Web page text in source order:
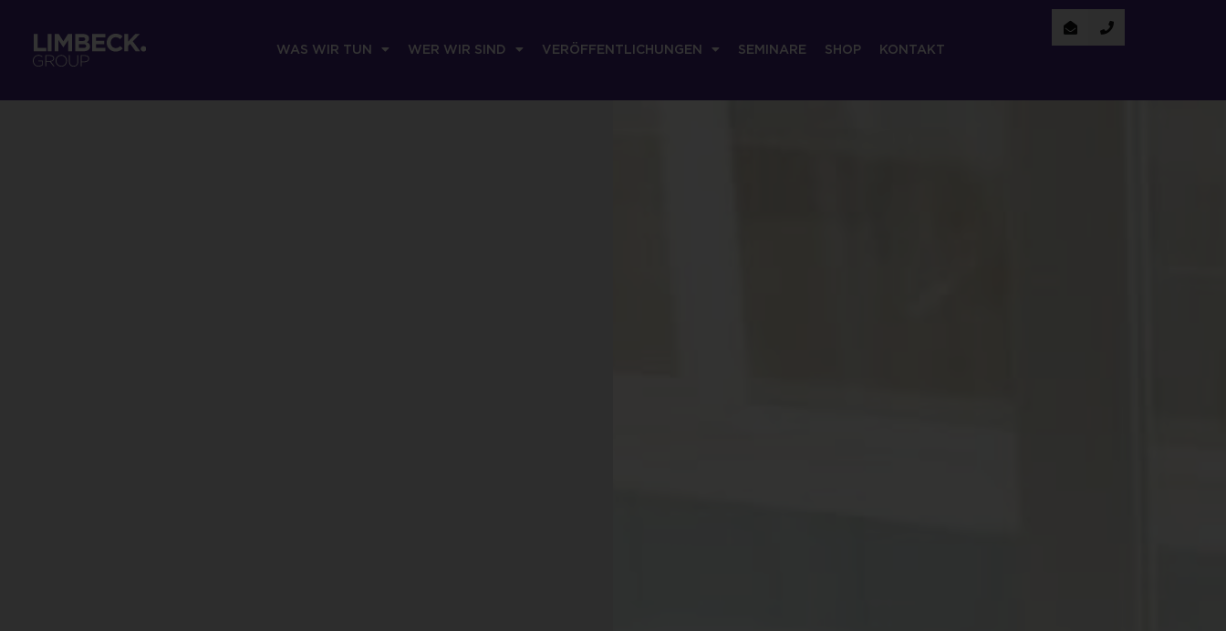
WAS WIR TUN WER WIR SIND VERÖFFENTLICHUNGEN SEMINARE SHOP KONTAKT